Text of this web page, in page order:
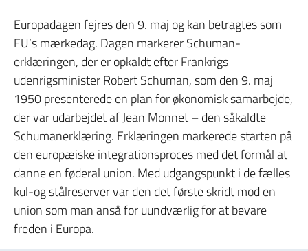
Europadagen fejres den 9. maj og kan betragtes som
EU’s mærkedag. Dagen markerer Schuman-
erklæringen, der er opkaldt efter Frankrigs
udenrigsminister Robert Schuman, som den 9. maj
1950 presenterede en plan for økonomisk samarbejde,
der var udarbejdet af Jean Monnet – den såkaldte
Schumanerklæring. Erklæringen markerede starten på
den europæiske integrationsproces med det formål at
danne en føderal union. Med udgangspunkt i de fælles
kul-og stålreserver var den det første skridt mod en
union som man anså for uundværlig for at bevare
freden i Europa.